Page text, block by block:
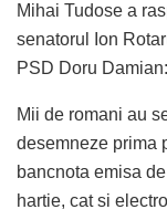
Mihai Tudose a
senatorul Ion
PSD Doru
Mii de romani au
desemneze prima
bancnota emisa
hartie, cat si